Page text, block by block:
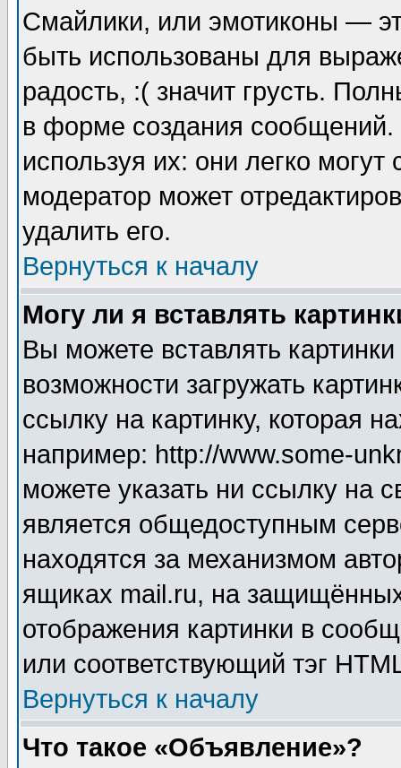
Смайлики, или эмотиконы —
быть использованы для
радость, :( значит грусть.
в форме создания сообщений.
используя их: они легко
модератор может
удалить его.
Вернуться к началу
Могу ли я вставлять
Вы можете вставлять
возможности загружать
ссылку на картинку, которая
например: http://www.some-
можете указать ни ссылку на
является общедоступным
находятся за механизмом
ящиках mail.ru, на
отображения картинки в
или соответствующий тэг
Вернуться к началу
Что такое «Объявление»?